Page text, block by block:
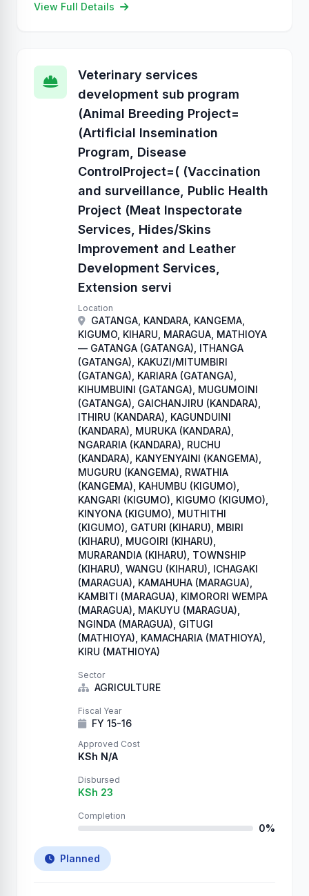
View Full Details
Veterinary services
development sub program
(Animal Breeding Project=
(Artificial Insemination
Program, Disease
ControlProject=( (Vaccination
and surveillance, Public Health
Project (Meat Inspectorate
Services, Hides/Skins
Improvement and Leather
Development Services,
Extension servi
Location
GATANGA, KANDARA, KANGEMA,
KIGUMO, KIHARU, MARAGUA, MATHIOYA
— GATANGA (GATANGA), ITHANGA
(GATANGA), KAKUZI/MITUMBIRI
(GATANGA), KARIARA (GATANGA),
KIHUMBUINI (GATANGA), MUGUMOINI
(GATANGA), GAICHANJIRU (KANDARA),
ITHIRU (KANDARA), KAGUNDUINI
(KANDARA), MURUKA (KANDARA),
NGARARIA (KANDARA), RUCHU
(KANDARA), KANYENYAINI (KANGEMA),
MUGURU (KANGEMA), RWATHIA
(KANGEMA), KAHUMBU (KIGUMO),
KANGARI (KIGUMO), KIGUMO (KIGUMO),
KINYONA (KIGUMO), MUTHITHI
(KIGUMO), GATURI (KIHARU), MBIRI
(KIHARU), MUGOIRI (KIHARU),
MURARANDIA (KIHARU), TOWNSHIP
(KIHARU), WANGU (KIHARU), ICHAGAKI
(MARAGUA), KAMAHUHA (MARAGUA),
KAMBITI (MARAGUA), KIMORORI WEMPA
(MARAGUA), MAKUYU (MARAGUA),
NGINDA (MARAGUA), GITUGI
(MATHIOYA), KAMACHARIA (MATHIOYA),
KIRU (MATHIOYA)
Sector
AGRICULTURE
Fiscal Year
FY 15-16
Approved Cost
KSh N/A
Disbursed
KSh 23
Completion
0%
Planned